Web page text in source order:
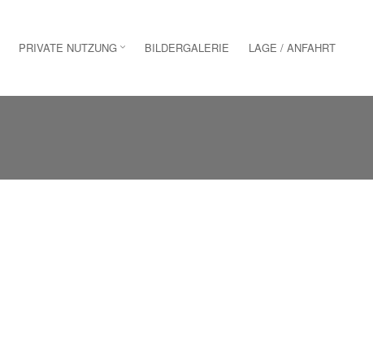
PRIVATE NUTZUNG BILDERGALERIE LAGE / ANFAHRT